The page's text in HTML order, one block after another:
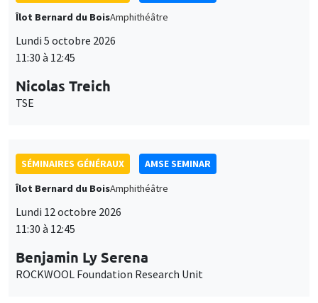
Îlot Bernard du BoisAmphithéâtre
Lundi 5 octobre 2026
11:30 à 12:45
Nicolas Treich
TSE
SÉMINAIRES GÉNÉRAUX
AMSE SEMINAR
Îlot Bernard du BoisAmphithéâtre
Lundi 12 octobre 2026
11:30 à 12:45
Benjamin Ly Serena
ROCKWOOL Foundation Research Unit